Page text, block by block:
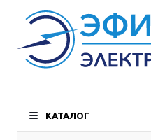
О
КАТАЛОГ